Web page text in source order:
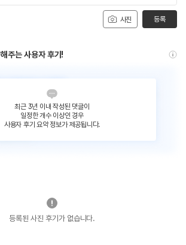
사진 등록
주는 사용자 후기!
최근 3년 이내 작성된 댓글이
일정한 개수 이상인 경우
사용자 후기 요약 정보가 제공됩니다.
등록된 사진 후기가 없습니다.